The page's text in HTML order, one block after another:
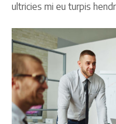
ultricies mi eu turpis